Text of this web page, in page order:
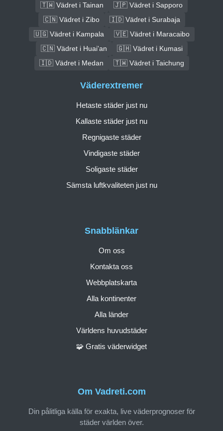
🇹🇼 Vädret i Tainan
🇯🇵 Vädret i Sapporo
🇨🇳 Vädret i Zibo
🇮🇩 Vädret i Surabaja
🇺🇬 Vädret i Kampala
🇻🇪 Vädret i Maracaibo
🇨🇳 Vädret i Huai'an
🇬🇭 Vädret i Kumasi
🇮🇩 Vädret i Medan
🇹🇼 Vädret i Taichung
Om Vadreti.com
Din pålitliga källa för exakta, live väderprognoser för
städer världen över.
Snabblänkar
Om oss
Kontakta oss
Webbplatskarta
Alla kontinenter
Alla länder
Världens huvudstäder
🧩 Gratis väderwidget
Väderextremer
Hetaste städer just nu
Kallaste städer just nu
Regnigaste städer
Vindigaste städer
Soligaste städer
Sämsta luftkvaliteten just nu